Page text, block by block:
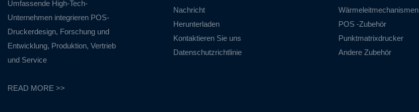
Umfassende High-Tech-
Unternehmen integrieren POS-
Druckerdesign, Forschung und
Entwicklung, Produktion, Vertrieb
und Service
READ MORE >>
Nachricht
Herunterladen
Kontaktieren Sie uns
Datenschutzrichtlinie
Wärmeleitmechanismen
POS -Zubehör
Punktmatrixdrucker
Andere Zubehör